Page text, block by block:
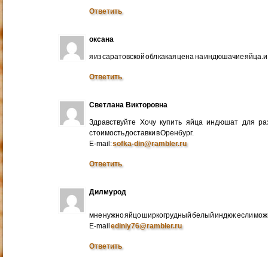
Ответить
оксана
я из саратовской обл какая цена на индюшачие яйца.и
Ответить
Светлана Викторовна
Здравствуйте Хочу купить яйца индюшат для
стоимость доставки в Оренбург.
E-mail:sofka-din@rambler.ru
Ответить
Дилмурод
мне нужно яйцо ширкогрудный белый индюк если
E-mailediniy76@rambler.ru
Ответить